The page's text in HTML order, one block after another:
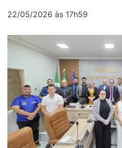
22/05/2026 às 17h59